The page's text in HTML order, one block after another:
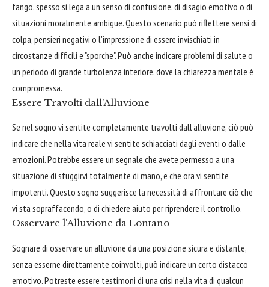
fango, spesso si lega a un senso di confusione, di disagio emotivo o di
situazioni moralmente ambigue. Questo scenario può riflettere sensi di
colpa, pensieri negativi o l'impressione di essere invischiati in
circostanze difficili e "sporche". Può anche indicare problemi di salute o
un periodo di grande turbolenza interiore, dove la chiarezza mentale è
compromessa.
Essere Travolti dall'Alluvione
Se nel sogno vi sentite completamente travolti dall'alluvione, ciò può
indicare che nella vita reale vi sentite schiacciati dagli eventi o dalle
emozioni. Potrebbe essere un segnale che avete permesso a una
situazione di sfuggirvi totalmente di mano, e che ora vi sentite
impotenti. Questo sogno suggerisce la necessità di affrontare ciò che
vi sta sopraffacendo, o di chiedere aiuto per riprendere il controllo.
Osservare l'Alluvione da Lontano
Sognare di osservare un'alluvione da una posizione sicura e distante,
senza esserne direttamente coinvolti, può indicare un certo distacco
emotivo. Potreste essere testimoni di una crisi nella vita di qualcun